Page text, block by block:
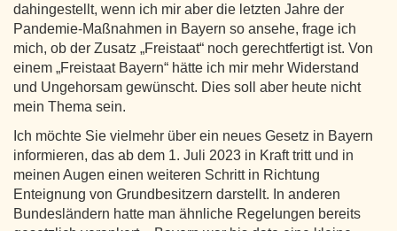
dahingestellt, wenn ich mir aber die letzten Jahre der
Pandemie-Maßnahmen in Bayern so ansehe, frage ich
mich, ob der Zusatz „Freistaat“ noch gerechtfertigt ist. Von
einem „Freistaat Bayern“ hätte ich mir mehr Widerstand
und Ungehorsam gewünscht. Dies soll aber heute nicht
mein Thema sein.
Ich möchte Sie vielmehr über ein neues Gesetz in Bayern
informieren, das ab dem 1. Juli 2023 in Kraft tritt und in
meinen Augen einen weiteren Schritt in Richtung
Enteignung von Grundbesitzern darstellt. In anderen
Bundesländern hatte man ähnliche Regelungen bereits